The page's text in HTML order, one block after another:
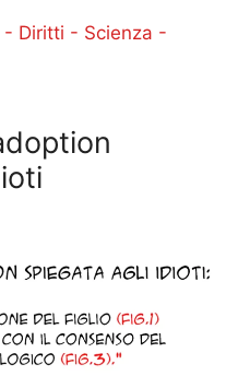
- Diritti - Scienza -